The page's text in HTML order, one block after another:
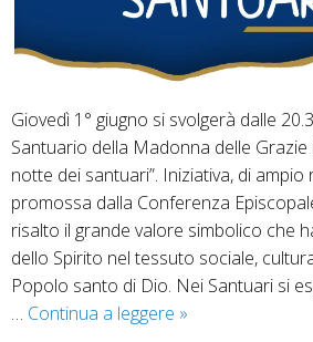
Giovedì 1° giugno si svolgerà dalle
Santuario della Madonna delle Grazie
notte dei santuari”. Iniziativa, di
promossa dalla Conferenza
risalto il grande valore simbolico che
dello Spirito nel tessuto sociale,
Popolo santo di Dio. Nei Santuari si
… Continua a leggere A
»